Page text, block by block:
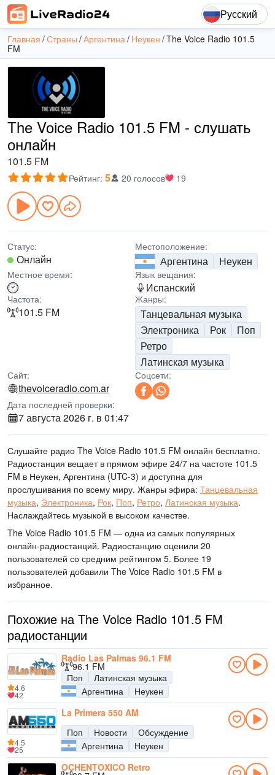
Русский
Главная Страны Аргентина Неукен The Voice Radio 101.5
FM
The Voice Radio 101.5 FM - слушать
онлайн
101.5 FM
Рейтинг: 5 20 голосов 19
Статус:
Онлайн
Местоположение:
Аргентина Неукен
Местное время: Язык вещания:
Испанский
Частота:
101.5 FM
Жанры:
Танцевальная музыка
Электроника
Рок
Поп
Ретро
Латинская музыка
Сайт:
thevoiceradio.com.ar
Соцсети:
Дата последней проверки:
7 августа 2026 г. в 01:47
Слушайте радио The Voice Radio 101.5 FM онлайн бесплатно.
Радиостанция вещает в прямом эфире 24/7 на частоте 101.5
FM в Неукен, Аргентина (UTC-3) и доступна для
прослушивания по всему миру. Жанры эфира: Танцевальная
музыка, Электроника, Рок, Поп, Ретро, Латинская музыка.
Наслаждайтесь музыкой в высоком качестве.
The Voice Radio 101.5 FM — одна из самых популярных
онлайн-радиостанций. Радиостанцию оценили 20
пользователей со средним рейтингом 5. Более 19
пользователей добавили The Voice Radio 101.5 FM в
избранное.
Похожие на The Voice Radio 101.5 FM
радиостанции
Radio Las Palmas 96.1 FM
96.1 FM
Поп
Латинская музыка
Аргентина
Неукен
4.6
42
La Primera 550 AM
Поп
Новости
Обсуждение
Аргентина
Неукен
4.5
25
OCHENTOXICO Retro